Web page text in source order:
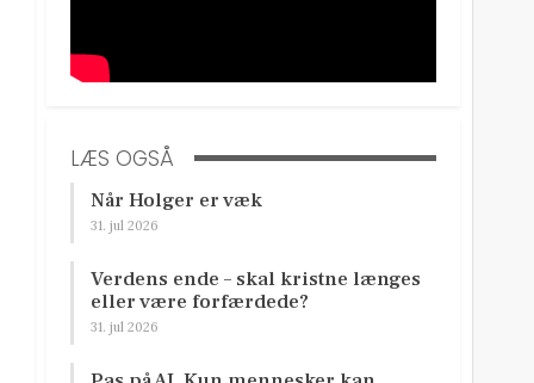
LÆS OGSÅ
Når Holger er væk
31. jul 2026
Verdens ende – skal kristne længes
eller være forfærdede?
31. jul 2026